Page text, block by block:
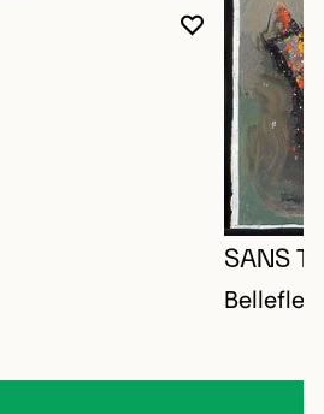
VOUS
FERMER
OUVRIR LA
SANS